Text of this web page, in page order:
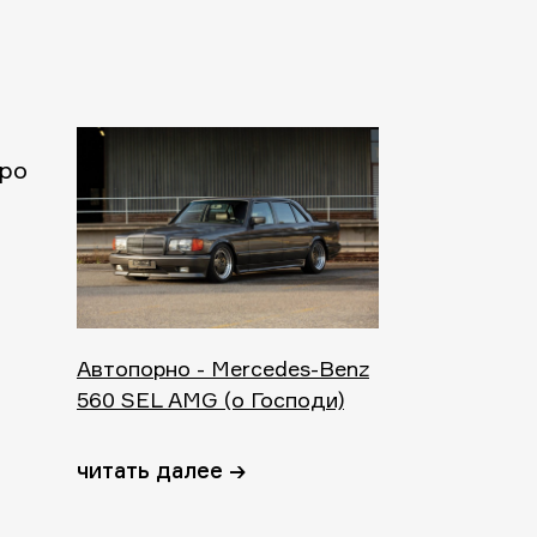
Автопорно - Mercedes-Benz
560 SEL AMG (о Господи)
читать далее →